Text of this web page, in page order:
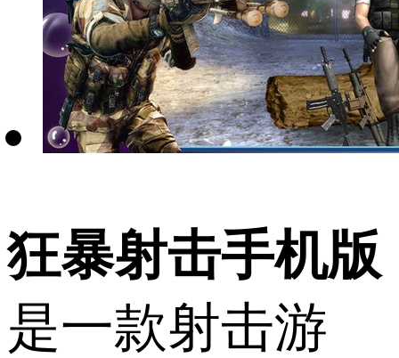
狂暴射击手机版
是一款射击游